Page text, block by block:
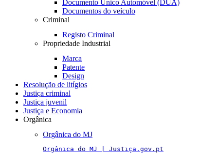
Documento Único Automóvel (DUA)
Documentos do veículo
Criminal
Registo Criminal
Propriedade Industrial
Marca
Patente
Design
Resolução de litígios
Justiça criminal
Justiça juvenil
Justiça e Economia
Orgânica
Orgânica do MJ
Orgânica do MJ | Justiça.gov.pt